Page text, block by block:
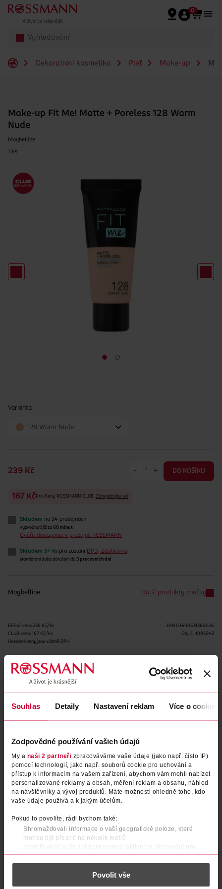
Souhlas Detaily Nastavení reklam Více o cookies
Zodpovědné používání vašich údajů
My a naši 2 partneři zpracováváme vaše údaje (jako např. číslo IP)
pomocí technologií, jako např. souborů cookie pro uchování a
přístup k informacím na vašem zařízení, abychom vám mohli nabízet
personalizované reklamy a obsah, měření reklam a obsahu, náhled
na návštěvníky a vývoj produktů. Máte možnosti ohledně toho, kdo
vaše údaje používá a k jakým účelům.
Pokud to povolíte, rádi bychom také:
Shromažďovali informace o vaší geografické poloze, které
mohou být přesné na několik metrů
Identifikovali vaše zařízení pomocí aktivního skenování pro
konkrétní charakteristiky (otisk prstu)
Zjistěte více o tom, jak zpracováváme vaše osobní údaje, a nastavte
části s podrobnostmi . Svůj souhlas můžete kdykoliv
Povolit vše
Přeskočit na hlavmní obsah
0
Dekorativní kosmetika Pleť Make-up
Make-up Fit Me! Matte + Poreless 128 Warm
Nude
Maybelline
1 ks
Varianta
128 Warm Nude
239 Kč - + DO KOŠÍKU
167 Kč Pro členy ROSSMANN CLUB. Zaregistrujte se!
Skladem na 24 prodejnách
vyzvednutí již za 60 minut
Ověřit dostupnost v prodejně ROSSMANN
Skladem 5+ ks pro zaslání DPD, Zásilkovna
standardní doba doručení do 3 pracovních dní
Maybelline Další produkty značky
Běžná cena: 239 Kč/ks
CLUB cena: 167 Kč/ks
Uvedené ceny jsou včetně DPH
EAN 03600531369026
Obj. č.: 1095043
Podobné produkty
Make-up Fit Me! Matte +
167 Kč 239 Kč 167 Kč